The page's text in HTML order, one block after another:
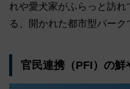
れや愛犬家がふらっと訪
る、開かれた都市型パーク
官民連携（PFI）の鮮